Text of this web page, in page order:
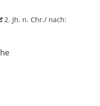
2. Jh. n. Chr./ nach: